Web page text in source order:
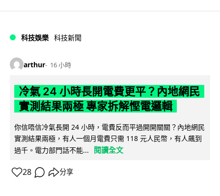
科技娛樂 科技新聞
arthur 16 小時
冷氣 24 小時長開電費更平？內地網民
實測結果兩極 專家拆解慳電邏輯
你信唔信冷氣長開 24 小時，電費反而平過開開關關？內地網民
實測結果兩極，有人一個月電費只需 118 元人民幣，有人飆到
過千。電力部門話不能...
閱讀全文
28 分享